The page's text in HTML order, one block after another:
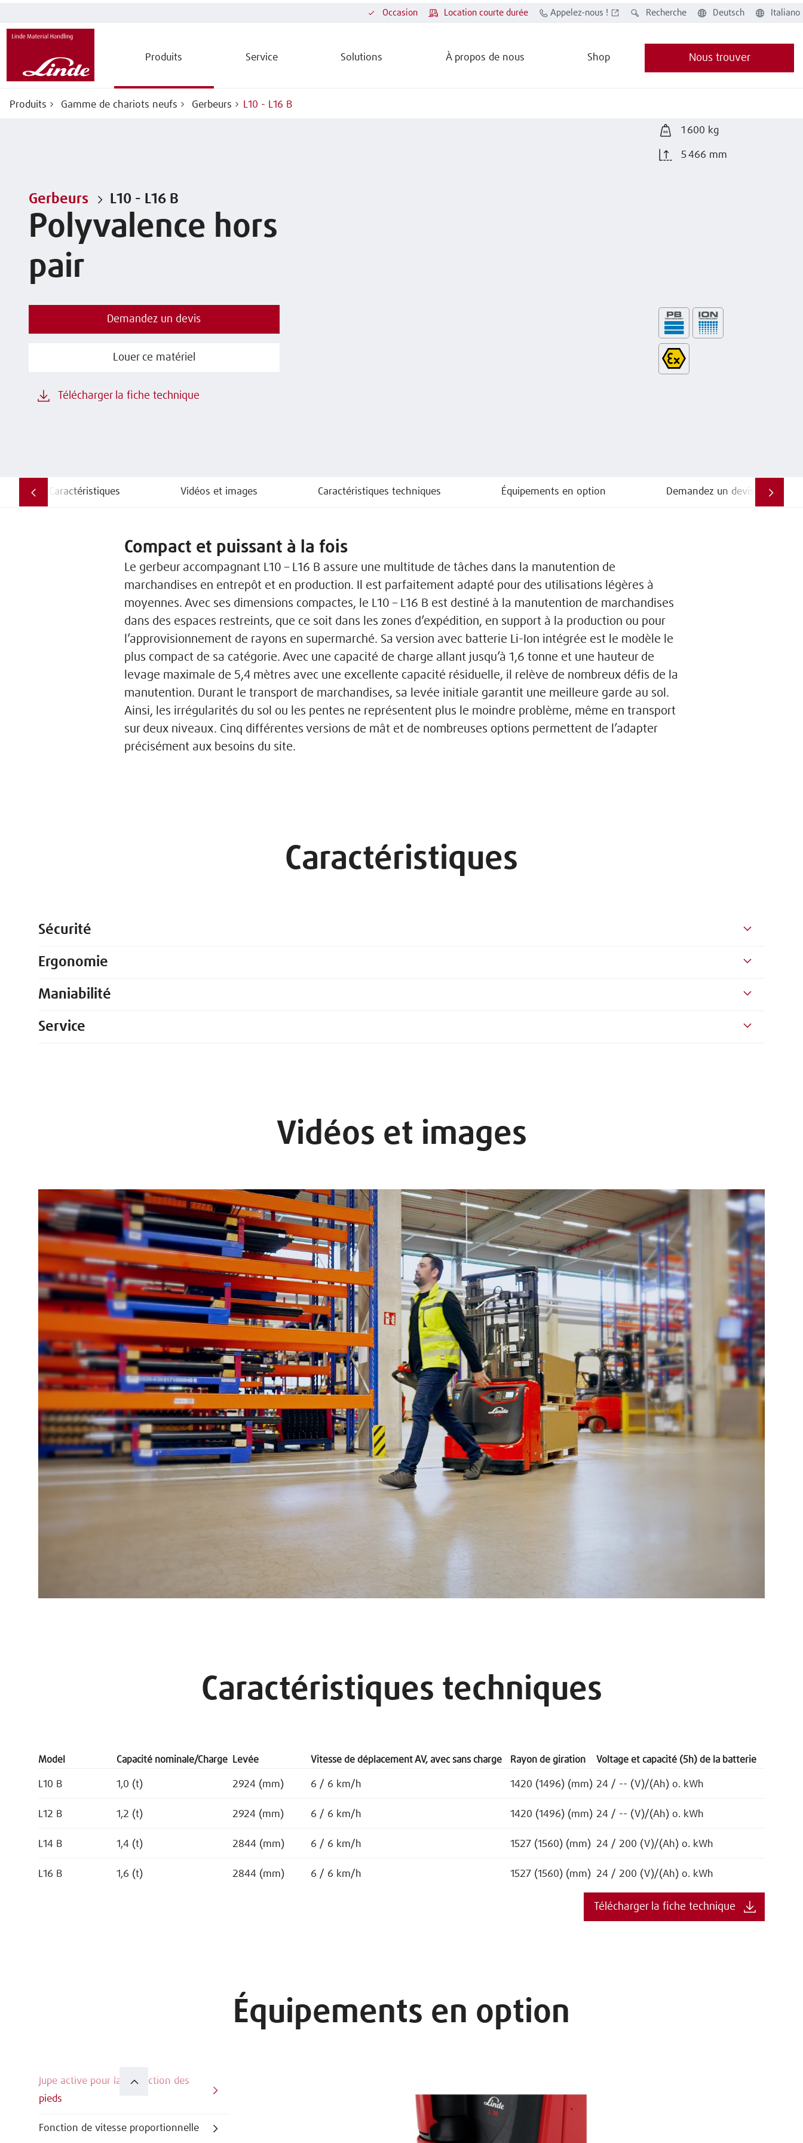
Produits Service Solutions À propos de nous Shop
Deutsch Italiano
Recherche
Appelez-nous !
Location courte durée
Occasion
Nous trouver
Produits Gamme de chariots neufs Gerbeurs L10 - L16 B
1 600 kg
5 466 mm
Gerbeurs L10 - L16 B
Polyvalence hors
pair
Demandez un devis
Louer ce matériel
Télécharger la fiche technique
Caractéristiques Vidéos et images Caractéristiques techniques Équipements en option Demandez un devis
Compact et puissant à la fois
Le gerbeur accompagnant L10 – L16 B assure une multitude de tâches dans la manutention de
marchandises en entrepôt et en production. Il est parfaitement adapté pour des utilisations légères à
moyennes. Avec ses dimensions compactes, le L10 – L16 B est destiné à la manutention de marchandises
dans des espaces restreints, que ce soit dans les zones d’expédition, en support à la production ou pour
l’approvisionnement de rayons en supermarché. Sa version avec batterie Li-Ion intégrée est le modèle le
plus compact de sa catégorie. Avec une capacité de charge allant jusqu’à 1,6 tonne et une hauteur de
levage maximale de 5,4 mètres avec une excellente capacité résiduelle, il relève de nombreux défis de la
manutention. Durant le transport de marchandises, sa levée initiale garantit une meilleure garde au sol.
Ainsi, les irrégularités du sol ou les pentes ne représentent plus le moindre problème, même en transport
sur deux niveaux. Cinq différentes versions de mât et de nombreuses options permettent de l’adapter
précisément aux besoins du site.
Caractéristiques
Sécurité
Ergonomie
Maniabilité
Service
Vidéos et images
Caractéristiques techniques
Model Capacité nominale/Charge Levée Vitesse de déplacement AV, avec sans charge Rayon de giration Voltage et capacité (5h) de la batterie
L10 B 1,0 (t) 2924 (mm) 6 / 6 km/h 1420 (1496) (mm) 24 / -- (V)/(Ah) o. kWh
L12 B 1,2 (t) 2924 (mm) 6 / 6 km/h 1420 (1496) (mm) 24 / -- (V)/(Ah) o. kWh
L14 B 1,4 (t) 2844 (mm) 6 / 6 km/h 1527 (1560) (mm) 24 / 200 (V)/(Ah) o. kWh
L16 B 1,6 (t) 2844 (mm) 6 / 6 km/h 1527 (1560) (mm) 24 / 200 (V)/(Ah) o. kWh
Télécharger la fiche technique
Équipements en option
Jupe active pour la protection des
pieds
Fonction de vitesse proportionnelle